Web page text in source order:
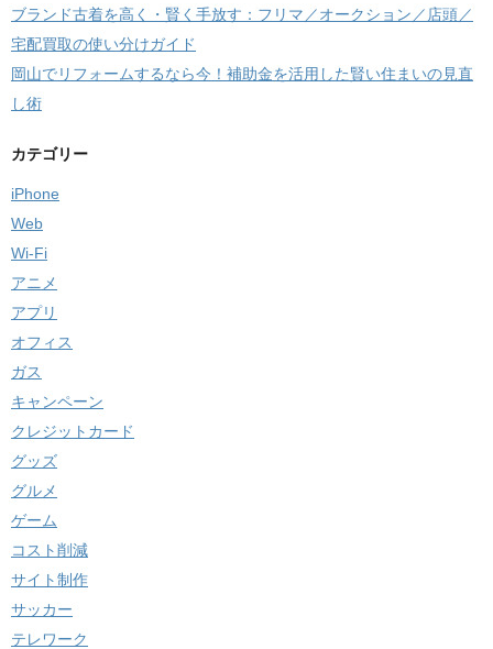
ブランド古着を高く・賢く手放す：フリマ／オークション／店頭／
宅配買取の使い分けガイド
岡山でリフォームするなら今！補助金を活用した賢い住まいの見直
し術
カテゴリー
iPhone
Web
Wi-Fi
アニメ
アプリ
オフィス
ガス
キャンペーン
クレジットカード
グッズ
グルメ
ゲーム
コスト削減
サイト制作
サッカー
テレワーク